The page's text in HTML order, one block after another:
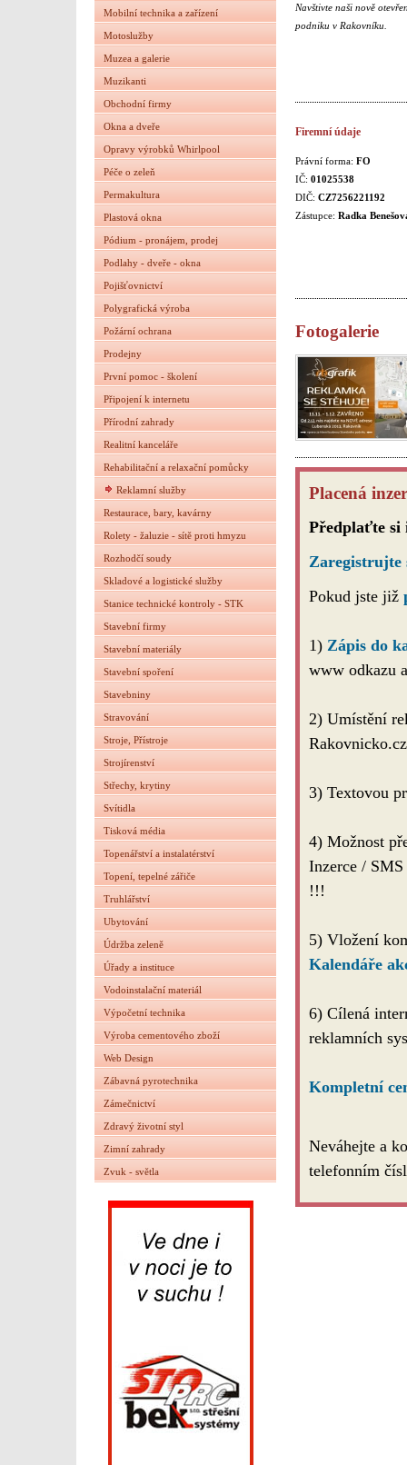
Mobilní technika a zařízení
Motoslužby
Muzea a galerie
Muzikanti
Obchodní firmy
Okna a dveře
Opravy výrobků Whirlpool
Péče o zeleň
Permakultura
Plastová okna
Pódium - pronájem, prodej
Podlahy - dveře - okna
Pojišťovnictví
Polygrafická výroba
Požární ochrana
Prodejny
První pomoc - školení
Připojení k internetu
Přírodní zahrady
Realitní kanceláře
Rehabilitační a relaxační pomůcky
Reklamní služby
Restaurace, bary, kavárny
Rolety - žaluzie - sítě proti hmyzu
Rozhodčí soudy
Skladové a logistické služby
Stanice technické kontroly - STK
Stavební firmy
Stavební materiály
Stavební spoření
Stavebniny
Stravování
Stroje, Přístroje
Strojírenství
Střechy, krytiny
Svítidla
Tisková média
Topenářství a instalatérství
Topení, tepelné zářiče
Truhlářství
Ubytování
Údržba zeleně
Úřady a instituce
Vodoinstalační materiál
Výpočetní technika
Výroba cementového zboží
Web Design
Zábavná pyrotechnika
Zámečnictví
Zdravý životní styl
Zimní zahrady
Zvuk - světla
Navštivte naši nově
podniku v Rakovníku.
Firemní údaje
Právní forma: FO
IČ: 01025538
DIČ: CZ7256221192
Zástupce: Radka
Fotogalerie
Placená
Předplaťte si
Zaregistrujte
Pokud jste již
1) Zápis do
www odkazu
2) Umístění
Rakovnicko.cz
3) Textovou
4) Možnost
Inzerce /
!!!
5) Vložení
Kalendáře
6) Cílená
reklamních
Kompletní
Neváhejte a
telefonním